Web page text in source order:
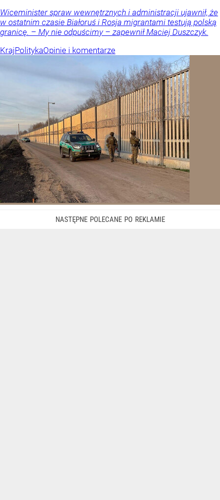
Wiceminister spraw wewnętrznych i administracji ujawnił, że
w ostatnim czasie Białoruś i Rosja migrantami testują polską
granicę. – My nie odpuścimy – zapewnił Maciej Duszczyk.
KrajPolitykaOpinie i komentarze